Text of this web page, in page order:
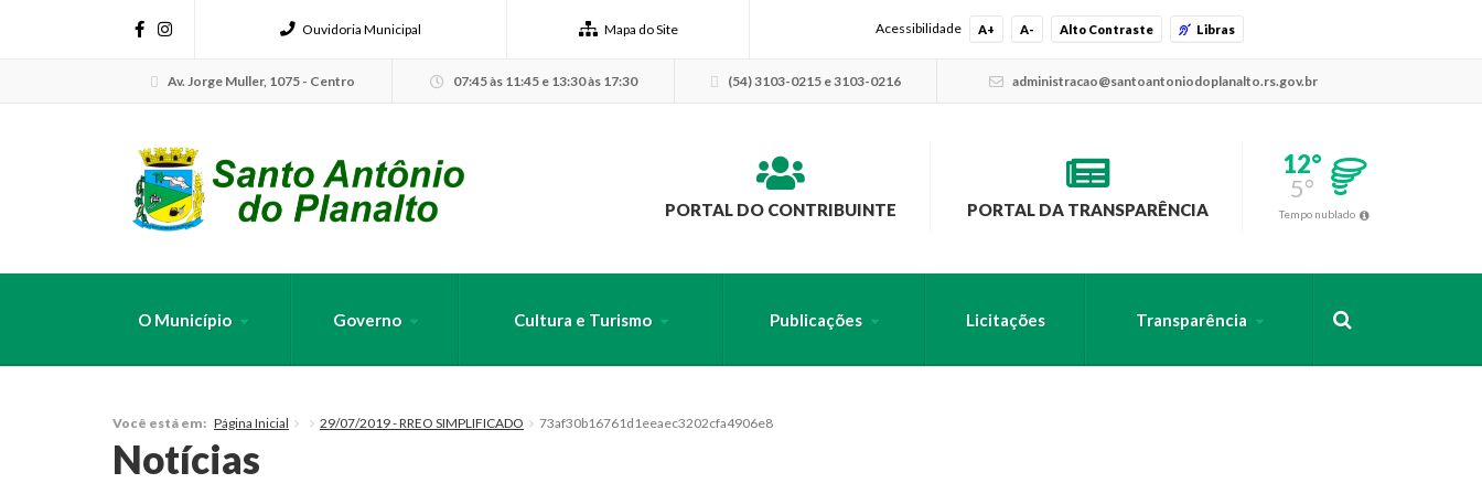
Ouvidoria Municipal Mapa do Site Acessibilidade A+ A- Alto Contraste Libras
Av. Jorge Muller, 1075 - Centro 07:45 às 11:45 e 13:30 às 17:30 (54) 3103-0215 e 3103-0216 administracao@santoantoniodoplanalto.rs.gov.br
PORTAL DO CONTRIBUINTE PORTAL DA TRANSPARÊNCIA
12°
5°
Tempo nublado
O Município Governo Cultura e Turismo Publicações Licitações Transparência
Você está em: Página Inicial 29/07/2019 - RREO SIMPLIFICADO 73af30b16761d1eeaec3202cfa4906e8
Notícias